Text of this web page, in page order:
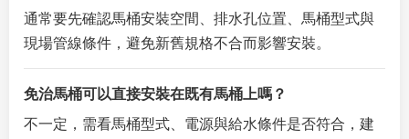
通常要先確認馬桶安裝空間、排水孔位置、馬桶型式與
現場管線條件，避免新舊規格不合而影響安裝。
免治馬桶可以直接安裝在既有馬桶上嗎？
不一定，需看馬桶型式、電源與給水條件是否符合，建